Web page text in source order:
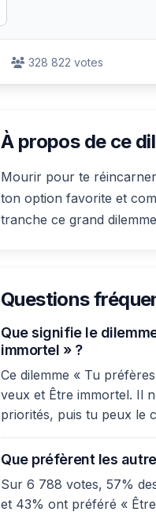
328 822 votes
À propos de ce
Mourir pour te
ton option favorite et
tranche ce grand
Questions
Que signifie le
immortel » ?
Ce dilemme « Tu
veux et Être immortel. Il
priorités, puis tu peux le
Que préfèrent les
Sur 6 788 votes, 57%
et 43% ont préféré «